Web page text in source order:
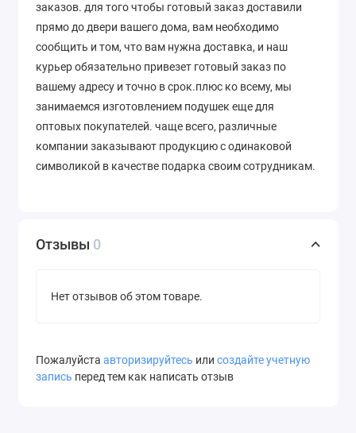
заказов. для того чтобы готовый заказ доставили
прямо до двери вашего дома, вам необходимо
сообщить и том, что вам нужна доставка, и наш
курьер обязательно привезет готовый заказ по
вашему адресу и точно в срок.плюс ко всему, мы
занимаемся изготовлением подушек еще для
оптовых покупателей. чаще всего, различные
компании заказывают продукцию с одинаковой
символикой в качестве подарка своим сотрудникам.
Отзывы 0
Нет отзывов об этом товаре.
Пожалуйста авторизируйтесь или создайте учетную
запись перед тем как написать отзыв